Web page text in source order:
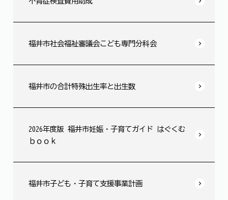
福井市社会福祉審議会こども専門分科会
福井市の合計特殊出生率と出生数
2026年度版 福井市妊娠・子育てガイド はぐくむ
ｂｏｏｋ
福井市子ども・子育て支援事業計画